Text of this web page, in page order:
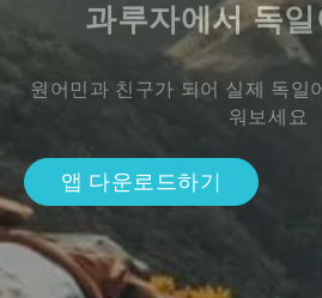
과루자에서 독일
원어민과 친구가 되어 실제 독일
워보세요
앱 다운로드하기